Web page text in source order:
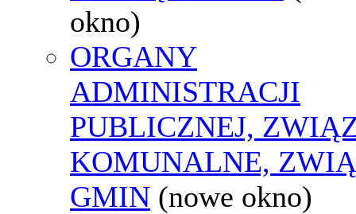
okno)
ORGANY
ADMINISTRACJI
PUBLICZNEJ,
KOMUNALNE,
GMIN (nowe okno)